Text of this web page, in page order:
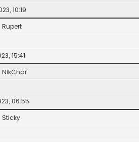
10:19
Rupert
15:41
NikChar
06:55
Sticky